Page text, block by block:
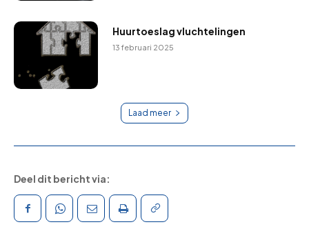
Huurtoeslag vluchtelingen
13 februari 2025
Laad meer
Deel dit bericht via: